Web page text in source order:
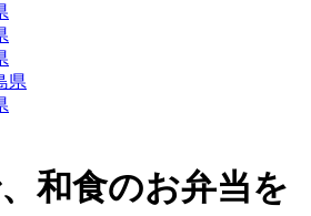
県
和食のお弁当を